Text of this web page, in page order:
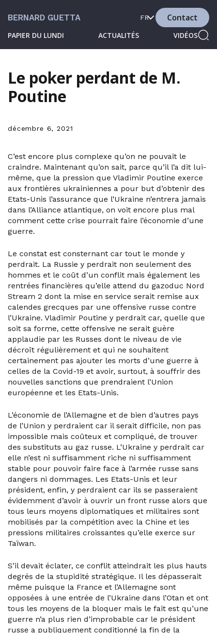
BERNARD GUETTA
PAPIER DU LUNDI ACTUALITÉS VIDÉOS
FR Contact
Le poker perdant de M.
Poutine
décembre 6, 2021
C’est encore plus complexe qu’on ne pouvait le
craindre. Maintenant qu’on sait, parce qu’il l’a dit lui-
même, que la pression que Vladimir Poutine exerce
aux frontières ukrainiennes a pour but d’obtenir des
Etats-Unis l’assurance que l’Ukraine n’entrera jamais
dans l’Alliance atlantique, on voit encore plus mal
comment cette crise pourrait faire l’économie d’une
guerre.
Le constat est consternant car tout le monde y
perdrait. La Russie y perdrait non seulement des
hommes et le coût d’un conflit mais également les
rentrées financières qu’elle attend du gazoduc Nord
Stream 2 dont la mise en service serait remise aux
calendes grecques par une offensive russe contre
l’Ukraine. Vladimir Poutine y perdrait car, quelle que
soit sa forme, cette offensive ne serait guère
applaudie par les Russes dont le niveau de vie
décroît régulièrement et qui ne souhaitent
certainement pas ajouter les morts d’une guerre à
celles de la Covid-19 et avoir, surtout, à souffrir des
nouvelles sanctions que prendraient l’Union
européenne et les Etats-Unis.
L’économie de l’Allemagne et de bien d’autres pays
de l’Union y perdraient car il serait difficile, non pas
impossible mais coûteux et compliqué, de trouver
des substituts au gaz russe. L’Ukraine y perdrait car
elle n’est ni suffisamment riche ni suffisamment
stable pour pouvoir faire face à l’armée russe sans
dangers ni dommages. Les Etats-Unis et leur
président, enfin, y perdraient car ils se passeraient
évidemment d’avoir à ouvrir un front russe alors que
tous leurs moyens diplomatiques et militaires sont
mobilisés par la compétition avec la Chine et les
pressions militaires croissantes qu’elle exerce sur
Taïwan.
S’il devait éclater, ce conflit atteindrait les plus hauts
degrés de la stupidité stratégique. Il les dépasserait
même puisque la France et l’Allemagne sont
opposées à une entrée de l’Ukraine dans l’Otan et ont
tous les moyens de la bloquer mais le fait est qu’une
guerre n’a plus rien d’improbable car le président
russe a publiquement conditionné la fin de la